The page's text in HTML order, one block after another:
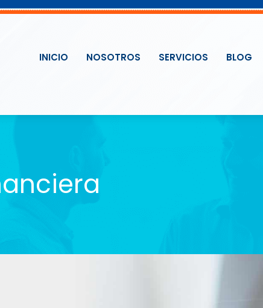
INICIO NOSOTROS SERVICIOS BLOG